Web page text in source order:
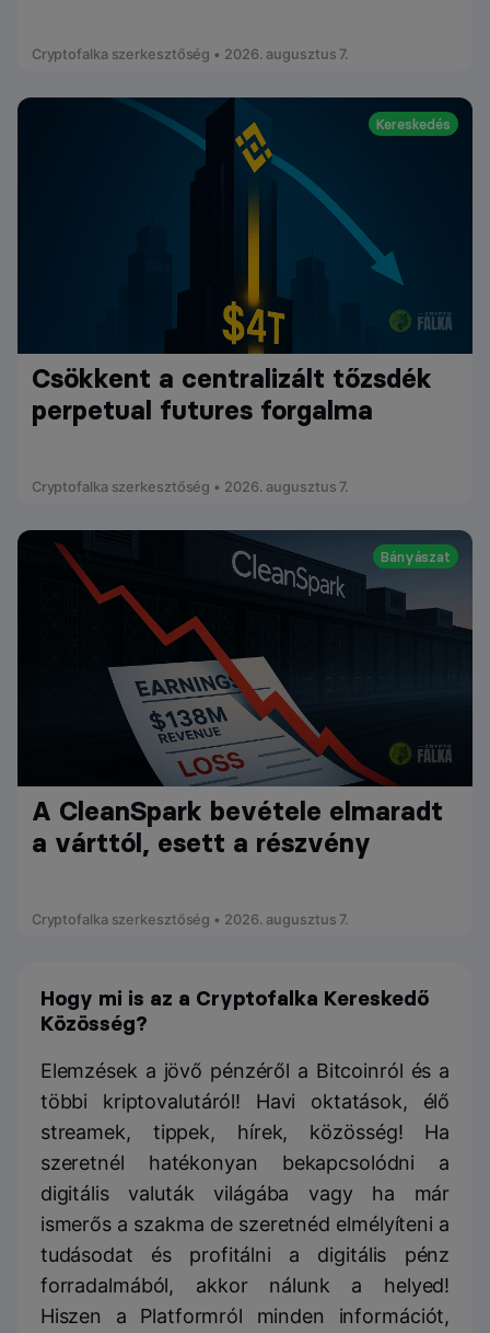
Cryptofalka szerkesztőség • 2026. augusztus 7.
Kereskedés
Csökkent a centralizált tőzsdék
perpetual futures forgalma
Cryptofalka szerkesztőség • 2026. augusztus 7.
Bányászat
A CleanSpark bevétele elmaradt
a várttól, esett a részvény
Cryptofalka szerkesztőség • 2026. augusztus 7.
Hogy mi is az a Cryptofalka Kereskedő
Közösség?
Elemzések a jövő pénzéről a Bitcoinról és a
többi kriptovalutáról! Havi oktatások, élő
streamek, tippek, hírek, közösség! Ha
szeretnél hatékonyan bekapcsolódni a
digitális valuták világába vagy ha már
ismerős a szakma de szeretnéd elmélyíteni a
tudásodat és profitálni a digitális pénz
forradalmából, akkor nálunk a helyed!
Hiszen a Platformról minden információt,